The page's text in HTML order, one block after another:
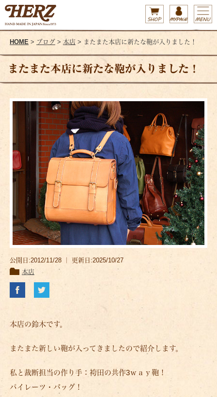
HOME > ブログ > 本店 > またまた本店に新たな鞄が入りました！
またまた本店に新たな鞄が入りました！
公開日:2012/11/28 ｜ 更新日:2025/10/27
本店
本店の鈴木です。
またまた新しい鞄が入ってきましたので紹介します。
私と裁断担当の作り手：袴田の共作3ｗａｙ鞄！
パイレーツ・バッグ！